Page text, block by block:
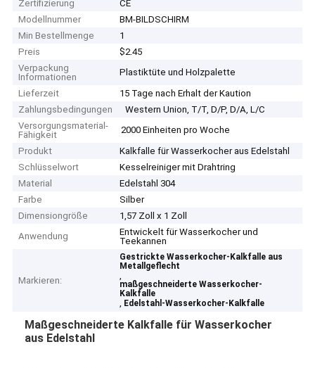
Zertifizierung
CE
Modellnummer
BM-BILDSCHIRM
Min Bestellmenge
1
Preis
$2.45
Verpackung
Informationen
Plastiktüte und Holzpalette
Lieferzeit
15 Tage nach Erhalt der Kaution
Zahlungsbedingungen
Western Union, T/T, D/P, D/A, L/C
Versorgungsmaterial-
Fähigkeit
2000 Einheiten pro Woche
Produkt
Kalkfalle für Wasserkocher aus Edelstahl
Schlüsselwort
Kesselreiniger mit Drahtring
Material
Edelstahl 304
Farbe
Silber
Dimensiongröße
1,57 Zoll x 1 Zoll
Anwendung
Entwickelt für Wasserkocher und
Teekannen
Markieren:
Gestrickte Wasserkocher-Kalkfalle aus
Metallgeflecht
,
maßgeschneiderte Wasserkocher-
Kalkfalle
, Edelstahl-Wasserkocher-Kalkfalle
Maßgeschneiderte Kalkfalle für Wasserkocher
aus Edelstahl